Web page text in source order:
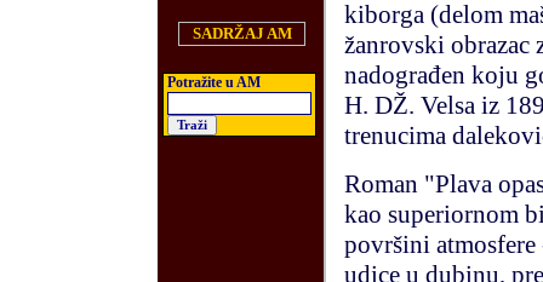
SADRŽAJ AM
Potražite u AM
kiborga (delom
žanrovski obrazac
nadograđen koju
H. DŽ. Velsa iz
trenucima
Roman "Plava
kao superiornom
površini atmosfere
udice u dubinu,